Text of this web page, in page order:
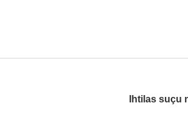
Ihtilas suçu